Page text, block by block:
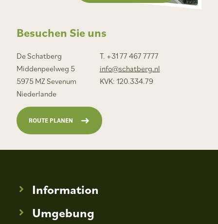
Information
Umgebung
Besuchen Sie uns
De Schatberg
Middenpeelweg 5
5975 MZ Sevenum
Niederlande
T. +31 77 467 7777
info@schatberg.nl
KVK: 120.334.79
ROUTE PLANEN